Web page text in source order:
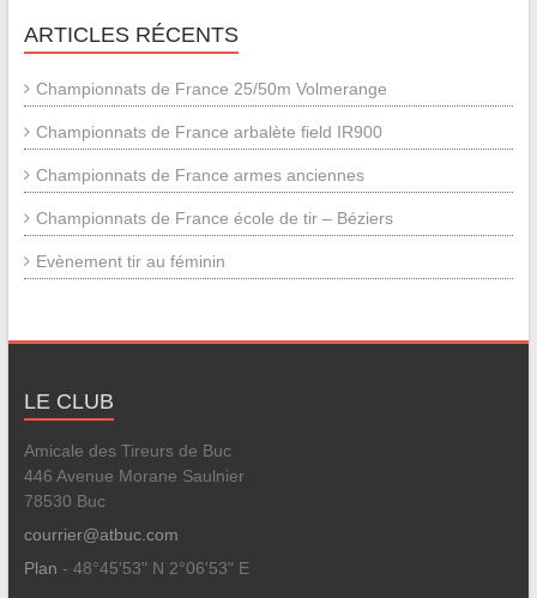
ARTICLES RÉCENTS
Championnats de France 25/50m Volmerange
Championnats de France arbalète field IR900
Championnats de France armes anciennes
Championnats de France école de tir – Béziers
Evènement tir au féminin
LE CLUB
Amicale des Tireurs de Buc
446 Avenue Morane Saulnier
78530 Buc
courrier@atbuc.com
Plan - 48°45'53" N 2°06'53" E